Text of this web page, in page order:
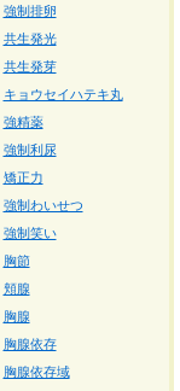
強制排卵
共生発光
共生発芽
キョウセイハテキ丸
強精薬
強制利尿
矯正力
強制わいせつ
強制笑い
胸節
頬腺
胸腺
胸腺依存
胸腺依存域